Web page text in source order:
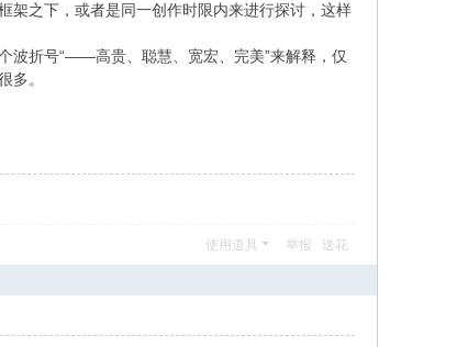
架之下，或者是同一创作时限内来进行探讨，这样
波折号“——高贵、聪慧、宽宏、完美”来解释，仅
多。
使用道具 举报 送花